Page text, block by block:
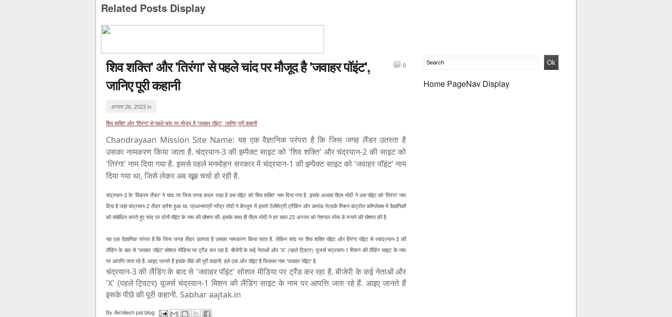
Related Posts Display
शिव शक्ति' और 'तिरंगा' से पहले चांद पर मौजूद है 'जवाहर पॉइंट',
जानिए पूरी कहानी
0
अगस्त 26, 2023 in
शिव शक्ति' और 'तिरंगा' से पहले चांद पर मौजूद है 'जवाहर पॉइंट', जानिए पूरी कहानी
Chandrayaan Mission Site Name: यह एक वैज्ञानिक परंपरा है कि जिस जगह लैंडर उतरता है
उसका नामकरण किया जाता है. चंद्रयान-3 की इम्पैक्ट साइट को 'शिव शक्ति' और चंद्रयान-2 की साइट को
'तिरंगा' नाम दिया गया है. इससे पहले मनमोहन सरकार में चंद्रयान-1 की इम्पैक्ट साइट को 'जवाहर पॉइंट' नाम
दिया गया था, जिसे लेकर अब खूब चर्चा हो रही है.
चंद्रयान-3 के 'विक्रम लैंडर' ने चांद पर जिस जगह कदम रखा है उस पॉइंट को 'शिव शक्ति' नाम दिया गया है. इसके अलावा पीएम मोदी ने उस पॉइंट को 'तिरंगा' नाम
दिया है जहां चंद्रयान-2 लैंडर क्रैश हुआ था. प्रधानमंत्री नरेंद्र मोदी ने बेंगलुरु में इसरो टेलीमेट्री ट्रैकिंग और कमांड नेटवर्क मिशन कंट्रोल कॉम्प्लेक्स में वैज्ञानिकों
को संबोधित करते हुए चांद पर दोनों पॉइंट के नाम की घोषणा की. इसके साथ ही पीएम मोदी ने हर साल 23 अगस्त को नेशनल स्पेस डे मनाने की घोषणा की है.
यह एक वैज्ञानिक परंपरा है कि जिस जगह लैंडर उतरता है उसका नामकरण किया जाता है. लेकिन चांद पर शिव शक्ति पॉइंट और तिरंगा पॉइंट से पचंद्रयान-3 की
लैंडिंग के बाद से 'जवाहर पॉइंट' सोशल मीडिया पर ट्रैंड कर रहा है. बीजेपी के कई नेताओं और 'X' (पहले ट्विटर) यूजर्स चंद्रयान-1 मिशन की लैंडिंग साइट के नाम
पर आपत्ति जता रहे हैं. आइए जानते हैं इसके पीछे की पूरी कहानी. हले एक और पॉइंट है जिसका नाम 'जवाहर पॉइंट' है.
चंद्रयान-3 की लैंडिंग के बाद से 'जवाहर पॉइंट' सोशल मीडिया पर ट्रैंड कर रहा है. बीजेपी के कई नेताओं और
'X' (पहले ट्विटर) यूजर्स चंद्रयान-1 मिशन की लैंडिंग साइट के नाम पर आपत्ति जता रहे हैं. आइए जानते हैं
इसके पीछे की पूरी कहानी. Sabhar aajtak.in
By Akhilesh pal blog
Home PageNav Display